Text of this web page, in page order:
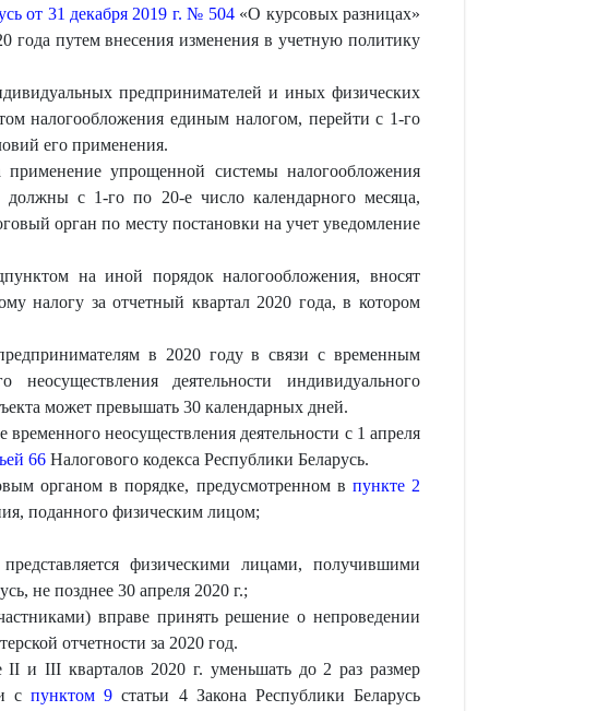
от 31 декабря 2019 г. № 504«О курсовых разницах»
года путем внесения изменения в учетную политику
предпринимателей и иных физических
налогообложения единым налогом, перейти с 1-го
его применения.
упрощенной системы налогообложения
должны с 1-го по 20-е число календарного месяца,
орган по месту постановки на учет уведомление
на иной порядок налогообложения, вносят
налогу за отчетный квартал 2020 года, в котором
в 2020 году в связи с временным
неосуществления деятельности индивидуального
может превышать 30 календарных дней.
неосуществления деятельности с 1 апреля
66 Налогового кодекса Республики Беларусь.
органом в порядке, предусмотренном в пункте 2
поданного физическим лицом;
физическими лицами, получившими
не позднее 30 апреля 2020 г.;
вправе принять решение о непроведении
отчетности за 2020 год.
и III кварталов 2020 г. уменьшать до 2 раз размер
спунктом 9 статьи 4 Закона Республики Беларусь